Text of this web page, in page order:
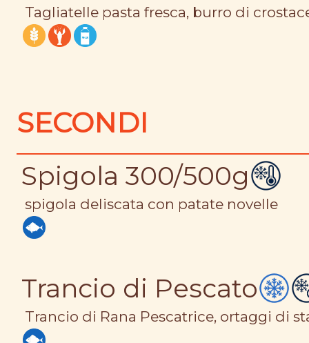
Tagliatelle pasta fresca, burro di
SECONDI
Spigola 300/500g
spigola deliscata con patate novelle
Trancio di Pescato
Trancio di Rana Pescatrice, ortaggi di